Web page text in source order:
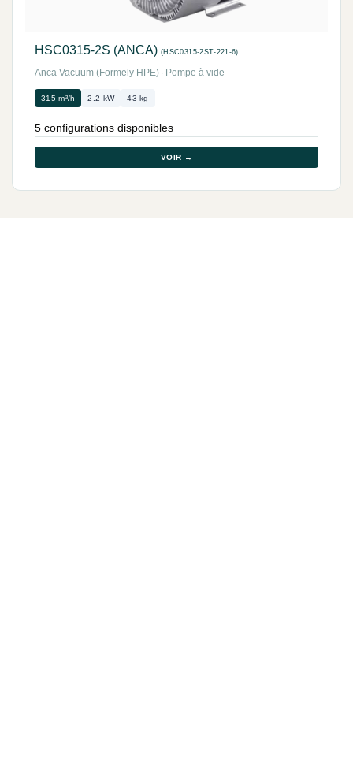
HSC0315-2S (ANCA) (HSC0315-2ST-221-6)
Anca Vacuum (Formely HPE) · Pompe à vide
315 m³/h 2.2 kW 43 kg
5 configurations disponibles
VOIR →